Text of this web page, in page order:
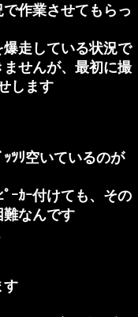
作業させてもらっ
走している状況で
せんが、最初に撮
します
ﾂﾘ空いているのが
ｰｶｰ付けても、その
難なんです
す